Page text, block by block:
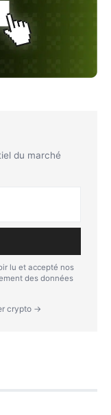
du marché
lu et accepté nos
des données
crypto →